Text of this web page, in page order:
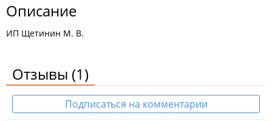
Описание
ИП Щетинин М. В.
Отзывы (1)
Подписаться на комментарии